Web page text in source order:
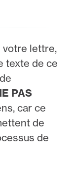
votre lettre,
texte de ce
PAS
car ce
de
de